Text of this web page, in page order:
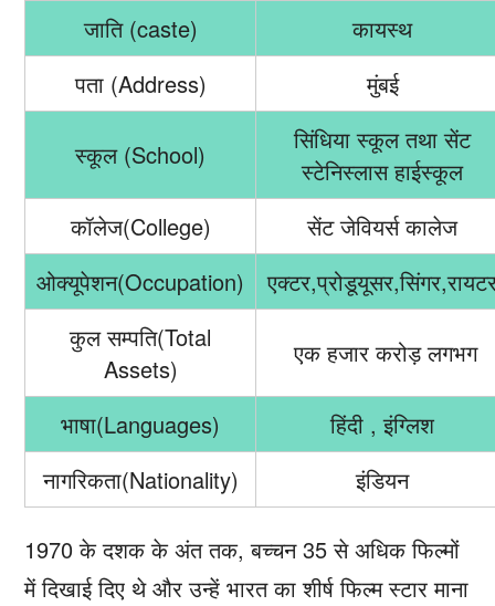
जाति (caste)
कायस्थ
पता (Address)
मुंबई
स्कूल (School)
सिंधिया स्कूल तथा सेंट
स्टेनिस्लास हाईस्कूल
कॉलेज(College)
सेंट जेवियर्स कालेज
ओक्यूपेशन(Occupation)
कुल सम्पति(Total
Assets)
एक हजार करोड़ लगभग
भाषा(Languages)
हिंदी , इंग्लिश
नागरिकता(Nationality)
इंडियन
1970 के दशक के अंत तक, बच्चन 35 से अधिक फिल्मों
में दिखाई दिए थे और उन्हें भारत का शीर्ष फिल्म स्टार माना